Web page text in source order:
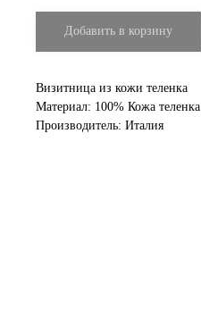
Добавить в корзину
Визитница из кожи теленка
Материал: 100% Кожа теленка
Производитель: Италия